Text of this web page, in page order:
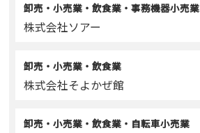
卸売・小売業・飲食業・事務機器小売業
株式会社ソアー
卸売・小売業・飲食業
株式会社そよかぜ館
卸売・小売業・飲食業・自転車小売業